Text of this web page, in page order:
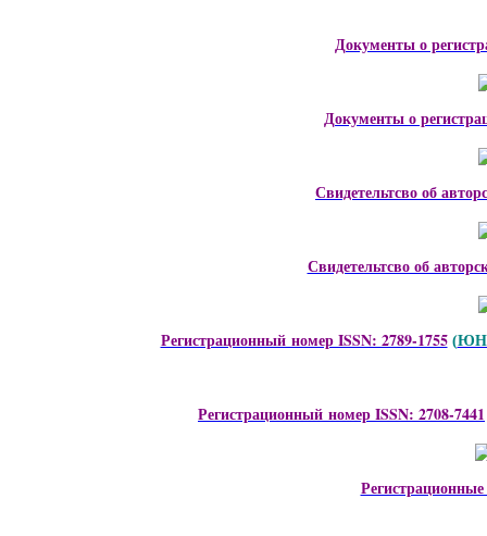
Документы о
Документы о
Свидетельтсво об
Свидетельтсво об
Регистрационный номер ISSN: 2789-1755 (
Регистрационный номер ISSN: 2708-7441